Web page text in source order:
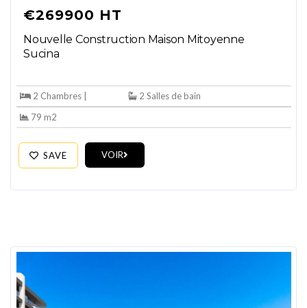
€269900 HT
Nouvelle Construction Maison Mitoyenne
Sucina
2 Chambres |
2 Salles de bain
79 m2
SAVE VOIR